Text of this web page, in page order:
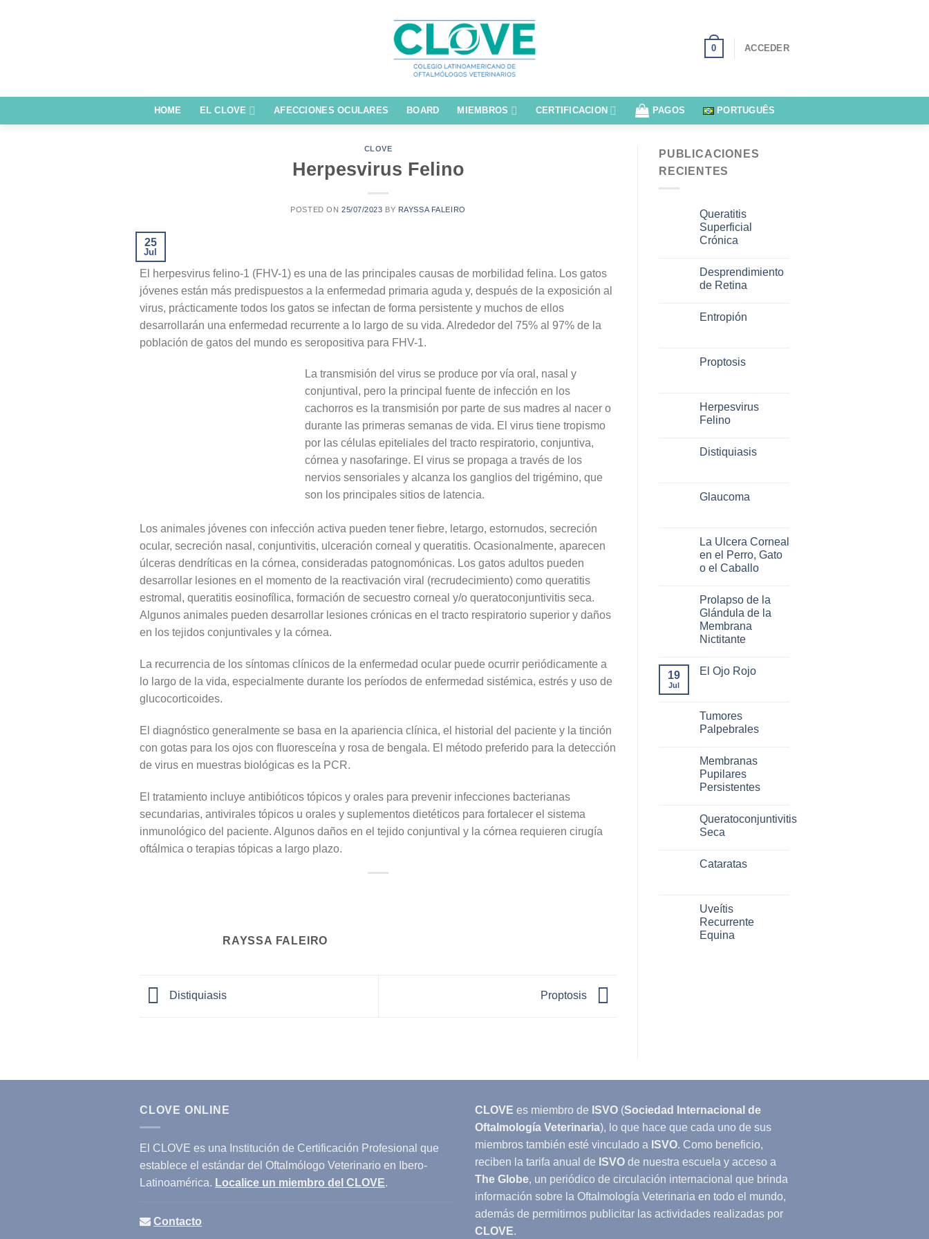
0 ACCEDER
HOME EL CLOVE AFECCIONES OCULARES BOARD MIEMBROS CERTIFICACION PAGOS PORTUGUÊS
CLOVE
Herpesvirus Felino
POSTED ON 25/07/2023 BY RAYSSA FALEIRO
25
Jul
El herpesvirus felino-1 (FHV-1) es una de las principales causas de morbilidad felina. Los gatos
jóvenes están más predispuestos a la enfermedad primaria aguda y, después de la exposición al
virus, prácticamente todos los gatos se infectan de forma persistente y muchos de ellos
desarrollarán una enfermedad recurrente a lo largo de su vida. Alrededor del 75% al ​​97% de la
población de gatos del mundo es seropositiva para FHV-1.
La transmisión del virus se produce por vía oral, nasal y
conjuntival, pero la principal fuente de infección en los
cachorros es la transmisión por parte de sus madres al nacer o
durante las primeras semanas de vida. El virus tiene tropismo
por las células epiteliales del tracto respiratorio, conjuntiva,
córnea y nasofaringe. El virus se propaga a través de los
nervios sensoriales y alcanza los ganglios del trigémino, que
son los principales sitios de latencia.
Los animales jóvenes con infección activa pueden tener fiebre, letargo, estornudos, secreción
ocular, secreción nasal, conjuntivitis, ulceración corneal y queratitis. Ocasionalmente, aparecen
úlceras dendríticas en la córnea, consideradas patognomónicas. Los gatos adultos pueden
desarrollar lesiones en el momento de la reactivación viral (recrudecimiento) como queratitis
estromal, queratitis eosinofílica, formación de secuestro corneal y/o queratoconjuntivitis seca.
Algunos animales pueden desarrollar lesiones crónicas en el tracto respiratorio superior y daños
en los tejidos conjuntivales y la córnea.
La recurrencia de los síntomas clínicos de la enfermedad ocular puede ocurrir periódicamente a
lo largo de la vida, especialmente durante los períodos de enfermedad sistémica, estrés y uso de
glucocorticoides.
El diagnóstico generalmente se basa en la apariencia clínica, el historial del paciente y la tinción
con gotas para los ojos con fluoresceína y rosa de bengala. El método preferido para la detección
de virus en muestras biológicas es la PCR.
El tratamiento incluye antibióticos tópicos y orales para prevenir infecciones bacterianas
secundarias, antivirales tópicos u orales y suplementos dietéticos para fortalecer el sistema
inmunológico del paciente. Algunos daños en el tejido conjuntival y la córnea requieren cirugía
oftálmica o terapias tópicas a largo plazo.
RAYSSA FALEIRO
Distiquiasis Proptosis
PUBLICACIONES
RECIENTES
Queratitis
Superficial
Crónica
Desprendimiento
de Retina
Entropión
Proptosis
Herpesvirus
Felino
Distiquiasis
Glaucoma
La Ulcera Corneal
en el Perro, Gato
o el Caballo
Prolapso de la
Glándula de la
Membrana
Nictitante
19
Jul
El Ojo Rojo
Tumores
Palpebrales
Membranas
Pupilares
Persistentes
Queratoconjuntivitis
Seca
Cataratas
Uveítis
Recurrente
Equina
CLOVE ONLINE
El CLOVE es una Institución de Certificación Profesional que
establece el estándar del Oftalmólogo Veterinario en Ibero-
Latinoamérica. Localice un miembro del CLOVE.
Contacto
CLOVE es miembro de ISVO (Sociedad Internacional de
Oftalmología Veterinaria), lo que hace que cada uno de sus
miembros también esté vinculado a ISVO. Como beneficio,
reciben la tarifa anual de ISVO de nuestra escuela y acceso a
The Globe, un periódico de circulación internacional que brinda
información sobre la Oftalmología Veterinaria en todo el mundo,
además de permitirnos publicitar las actividades realizadas por
CLOVE.